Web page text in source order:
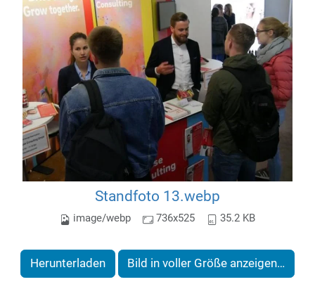
Standfoto 13.webp
image/webp 736x525 35.2 KB
Herunterladen Bild in voller Größe anzeigen…